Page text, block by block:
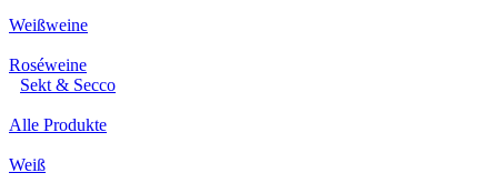
Weißweine
Roséweine
Sekt & Secco
Alle Produkte
Weiß